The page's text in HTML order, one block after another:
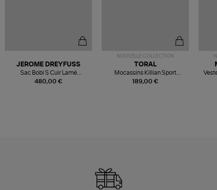
480,00 €
JEROME DREYFUSS
Sac Bobi S Cuir Lamé
Champagne
NOUVELLE COLLECTION
189,00 €
TORAL
Mocassins Killian Sport
Mousse